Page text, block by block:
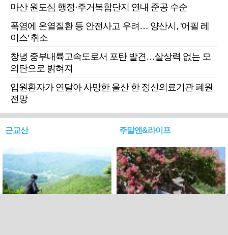
마산 원도심 행정·주거복합단지 연내 준공 수순
폭염에 온열질환 등 안전사고 우려… 양산시, '어필 레
이스' 취소
창녕 중부내륙고속도로서 포탄 발견…살상력 없는 모
의탄으로 밝혀져
입원환자가 연달아 사망한 울산 한 정신의료기관 폐원
전망
근교산 주말엔&라이프